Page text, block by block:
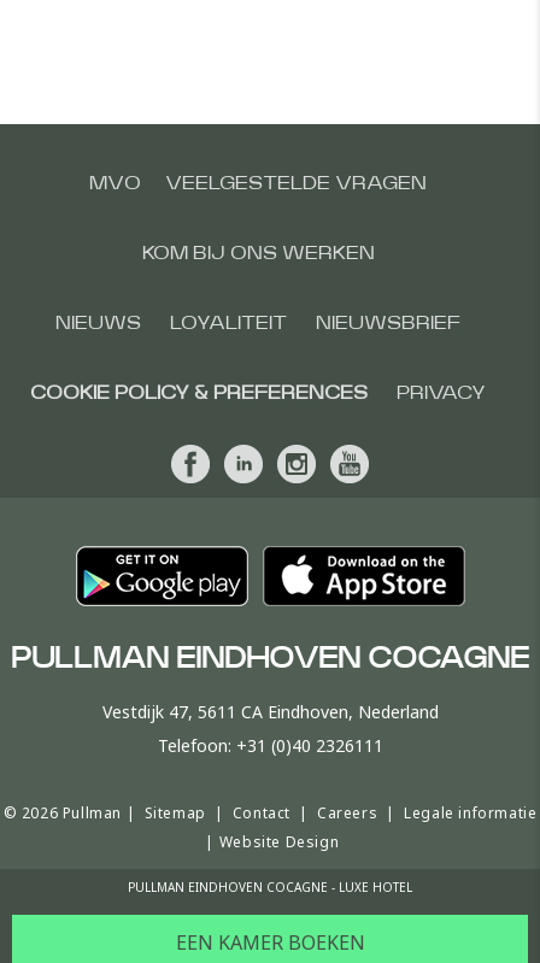
MVO VEELGESTELDE VRAGEN
KOM BIJ ONS WERKEN
NIEUWS LOYALITEIT NIEUWSBRIEF
COOKIE POLICY & PREFERENCES PRIVACY
PULLMAN EINDHOVEN COCAGNE
Vestdijk 47, 5611 CA Eindhoven, Nederland
Telefoon: +31 (0)40 2326111
© 2026 Pullman | Sitemap | Contact | Careers |Legale informatie
| Website Design
PULLMAN EINDHOVEN COCAGNE - LUXE HOTEL
EEN KAMER BOEKEN